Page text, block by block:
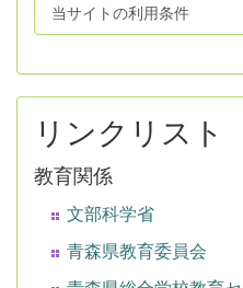
当サイトの利用条件
リンクリスト
教育関係
文部科学省
青森県教育委員会